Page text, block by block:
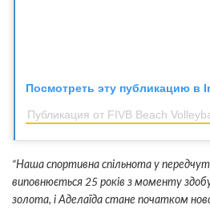
Посмотреть эту публикацию в
“Наша спортивна спільнота у
виповнюється 25 років з моменту
золота, і Аделаїда стане початком